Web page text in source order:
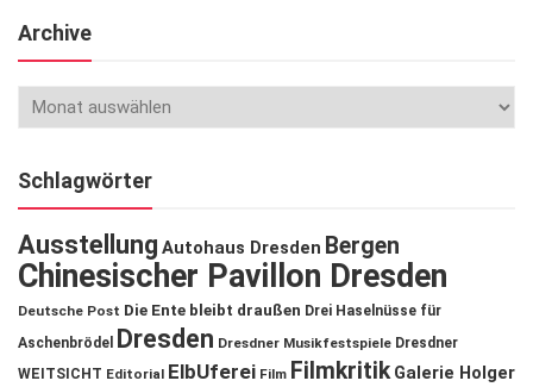
Archive
Schlagwörter
Ausstellung Autohaus Dresden Bergen
Chinesischer Pavillon Dresden
Deutsche Post Die Ente bleibt draußen Drei Haselnüsse für
Aschenbrödel
Dresden Dresdner Musikfestspiele Dresdner
WEITSICHT Editorial ElbUferei Film Filmkritik Galerie Holger